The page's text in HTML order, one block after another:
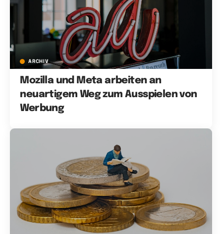
ARCHIV
Mozilla und Meta arbeiten an
neuartigem Weg zum Ausspielen von
Werbung